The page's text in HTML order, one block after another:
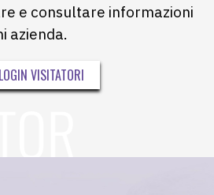
e consultare informazioni
azienda.
LOGIN VISITATORI